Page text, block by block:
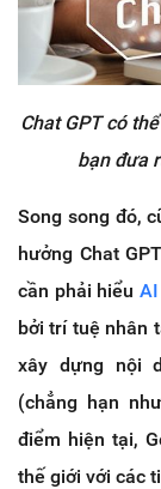
Chat GPT có
bạn đưa
Song song đó,
hưởng Chat
cần phải hiểu
bởi trí tuệ nhân
xây dựng nội
(chẳng hạn
điểm hiện tại,
thế giới với các